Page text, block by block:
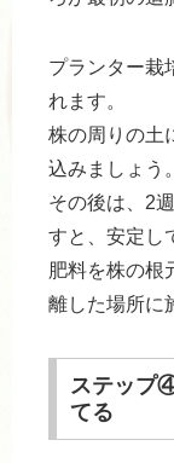
プランター栽
れます。
株の周りの土
込みましょう。
その後は、2
すと、安定し
肥料を株の根
離した場所に
ステップ
てる